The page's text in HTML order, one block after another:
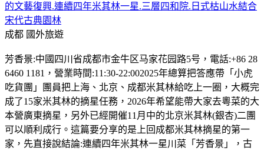
的文藝復興.連續四年米其林一星.三層四和院.日式枯山水結合
宋代古典園林
成都 國外旅遊
芳香景:中國四川省成都市金牛区马家花园路5号，電話:+86 28
6460 1181，營業時間:11:30-22:002025年總算把答應帶「小虎
吃貨團」團員把上海、北京、成都米其林給吃上一圈，大概完
成了15家米其林的摘星任務，2026年希望能帶大家去粵菜的大
本營廣東摘星，另外已經開催11月中的北京米其林(銀杏)二團
可以順利成行。這篇要分享的是上回成都米其林摘星的第一
家，先直接說結論:連續四年米其林一星川菜「芳香景」，古